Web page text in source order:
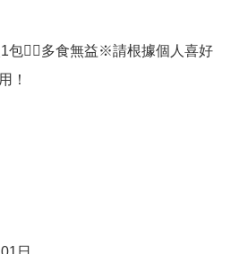
包💁‍♀多食無益※請根據個人喜好
！